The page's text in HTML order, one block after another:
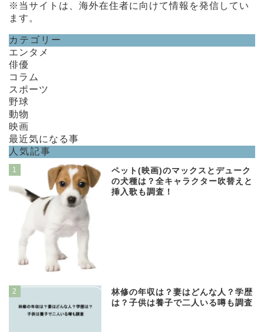
※当サイトは、海外在住者に向けて情報を発信してい
ます。
カテゴリー
エンタメ
俳優
コラム
スポーツ
野球
動物
映画
最近気になる事
人気記事
1
ペット(映画)のマックスとデューク
の犬種は？全キャラクター吹替えと
挿入歌も調査！
2
林修の年収は？妻はどんな人？学歴
は？子供は養子で二人いる噂も調査